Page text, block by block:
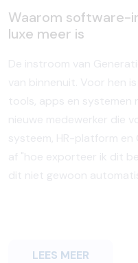
Waarom software-
luxe meer is
De instroom van
van binnenuit. Voor hen
tools, apps en systemen
nieuwe medewerker die
systeem, HR-platform
af "hoe exporteer ik dit
dit niet gewoon
LEES MEER